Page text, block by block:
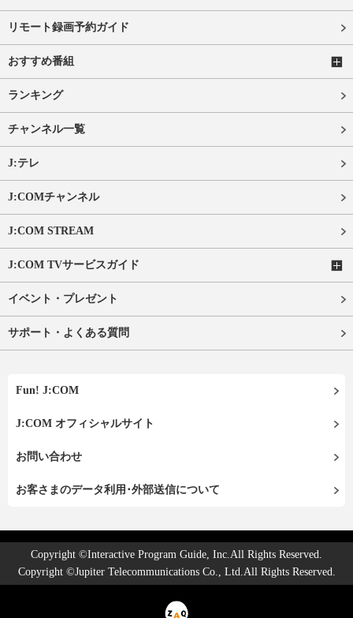
リモート録画予約ガイド
おすすめ番組
ランキング
チャンネル一覧
J:テレ
J:COMチャンネル
J:COM STREAM
J:COM TVサービスガイド
イベント・プレゼント
サポート・よくある質問
Fun! J:COM
J:COM オフィシャルサイト
お問い合わせ
お客さまのデータ利用･外部送信について
Copyright ©Interactive Program Guide, Inc.All Rights Reserved.
Copyright ©Jupiter Telecommunications Co., Ltd.All Rights Reserved.